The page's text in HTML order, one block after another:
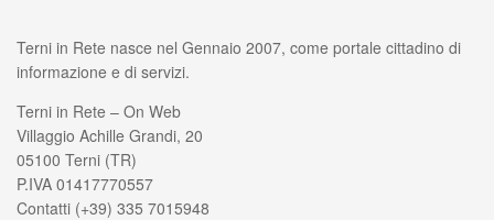
Terni in Rete nasce nel Gennaio 2007, come portale cittadino di
informazione e di servizi.
Terni in Rete – On Web
Villaggio Achille Grandi, 20
05100 Terni (TR)
P.IVA 01417770557
Contatti (+39) 335 7015948